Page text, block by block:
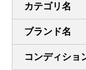
カテゴリ名
ブランド名
コンディショ